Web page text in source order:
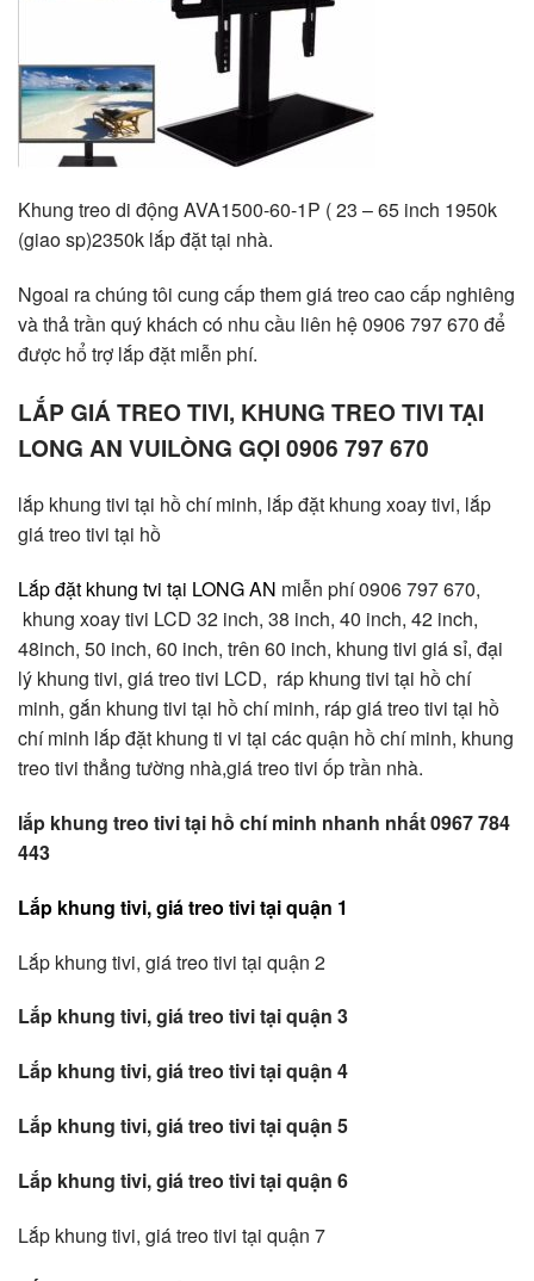
Khung treo di động AVA1500-60-1P ( 23 – 65 inch 1950k
(giao sp)2350k lắp đặt tại nhà.
Ngoai ra chúng tôi cung cấp them giá treo cao cấp nghiêng
và thả trần quý khách có nhu cầu liên hệ 0906 797 670 để
được hổ trợ lắp đặt miễn phí.
LẮP GIÁ TREO TIVI, KHUNG TREO TIVI TẠI
LONG AN VUILÒNG GỌI 0906 797 670
lắp khung tivi tại hồ chí minh, lắp đặt khung xoay tivi, lắp
giá treo tivi tại hồ
Lắp đặt khung tvi tại LONG AN miễn phí 0906 797 670,
khung xoay tivi LCD 32 inch, 38 inch, 40 inch, 42 inch,
48inch, 50 inch, 60 inch, trên 60 inch, khung tivi giá sỉ, đại
lý khung tivi, giá treo tivi LCD, ráp khung tivi tại hồ chí
minh, gắn khung tivi tại hồ chí minh, ráp giá treo tivi tại hồ
chí minh lắp đặt khung ti vi tại các quận hồ chí minh, khung
treo tivi thẳng tường nhà,giá treo tivi ốp trần nhà.
lắp khung treo tivi tại hồ chí minh nhanh nhất 0967 784
443
Lắp khung tivi, giá treo tivi tại quận 1
Lắp khung tivi, giá treo tivi tại quận 2
Lắp khung tivi, giá treo tivi tại quận 3
Lắp khung tivi, giá treo tivi tại quận 4
Lắp khung tivi, giá treo tivi tại quận 5
Lắp khung tivi, giá treo tivi tại quận 6
Lắp khung tivi, giá treo tivi tại quận 7